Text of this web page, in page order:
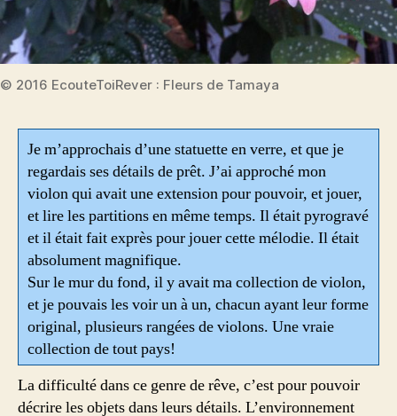
© 2016 EcouteToiRever : Fleurs de Tamaya
Je m’approchais d’une statuette en verre, et que je
regardais ses détails de prêt. J’ai approché mon
violon qui avait une extension pour pouvoir, et jouer,
et lire les partitions en même temps. Il était pyrogravé
et il était fait exprès pour jouer cette mélodie. Il était
absolument magnifique.
Sur le mur du fond, il y avait ma collection de violon,
et je pouvais les voir un à un, chacun ayant leur forme
original, plusieurs rangées de violons. Une vraie
collection de tout pays!
La difficulté dans ce genre de rêve, c’est pour pouvoir
décrire les objets dans leurs détails. L’environnement